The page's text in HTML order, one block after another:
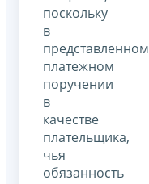
поскольку
в
представленном
платежном
поручении
в
качестве
плательщика,
чья
обязанность